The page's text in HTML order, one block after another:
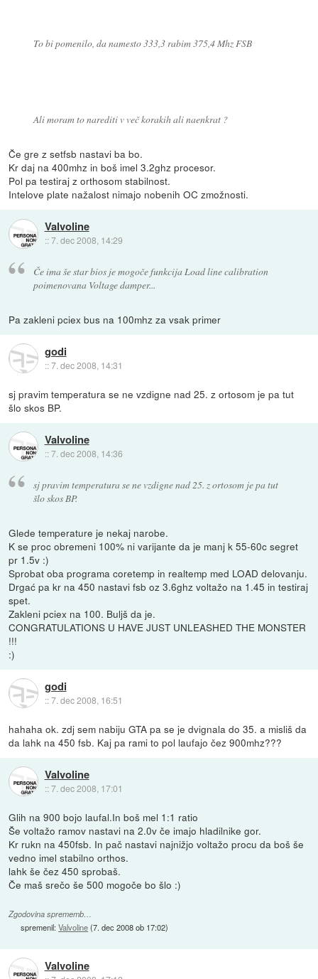
To bi pomenilo, da namesto 333,3 rabim 375,4 Mhz FSB
Ali moram to narediti v več korakih ali naenkrat ?
Če gre z setfsb nastavi ba bo.
Kr daj na 400mhz in boš imel 3.2ghz procesor.
Pol pa testiraj z orthosom stabilnost.
Intelove plate nažalost nimajo nobenih OC zmožnosti.
Valvoline
::7. dec 2008, 14:29
Če ima še star bios je mogoče funkcija Load line calibration
poimenovana Voltage damper...
Pa zakleni pciex bus na 100mhz za vsak primer
godi
::7. dec 2008, 14:31
sj pravim temperatura se ne vzdigne nad 25. z ortosom je pa tut
šlo skos BP.
Valvoline
::7. dec 2008, 14:36
sj pravim temperatura se ne vzdigne nad 25. z ortosom je pa tut
šlo skos BP.
Glede temperature je nekaj narobe.
K se proc obremeni 100% ni varijante da je manj k 55-60c segret
pr 1.5v :)
Sprobat oba programa coretemp in realtemp med LOAD delovanju.
Drgać pa kr na 450 nastavi fsb oz 3.6ghz voltažo na 1.45 in testiraj
spet.
Zakleni pciex na 100. Buljš da je.
CONGRATULATIONS U HAVE JUST UNLEASHED THE MONSTER
!!!
:)
godi
::7. dec 2008, 16:51
hahaha ok. zdj sem nabiju GTA pa se je dvignala do 35. a misliš da
da lahk na 450 fsb. Kaj pa rami to pol laufajo čez 900mhz???
Valvoline
::7. dec 2008, 17:01
Glih na 900 bojo laufal.In boš mel 1:1 ratio
Še voltažo ramov nastavi na 2.0v če imajo hladilnike gor.
Kr rukn na 450fsb. In pač nastavi najnižjo voltažo procu da boš še
vedno imel stabilno orthos.
lahk še čez 450 sprobaš.
Če maš srečo še 500 mogoče bo šlo :)
Zgodovina sprememb…
spremenil:Valvoline(7. dec 2008 ob 17:02)
Valvoline